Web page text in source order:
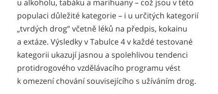
u alkoholu, tabáku a marihuany – což jsou v této
populaci důležité kategorie – i u určitých kategorií
„tvrdých drog“ včetně léků na předpis, kokainu
a extáze. Výsledky v Tabulce 4 v každé testované
kategorii ukazují jasnou a spolehlivou tendenci
protidrogového vzdělávacího programu vést
k omezení chování souvisejícího s užíváním drog.